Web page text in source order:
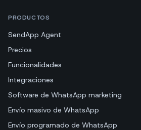
PRODUCTOS
SendApp Agent
Precios
Funcionalidades
Integraciones
Software de WhatsApp marketing
Envío masivo de WhatsApp
Envío programado de WhatsApp